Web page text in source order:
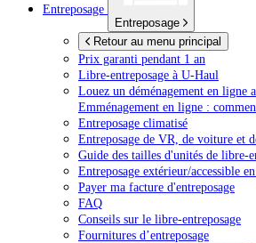
Entreposage
Entreposage
Retour au menu principal
Prix garanti pendant 1 an
Libre-entreposage à U-Haul
Louez un déménagement en ligne
Emménagement en ligne :
Entreposage climatisé
Entreposage de VR, de voiture et
Guide des tailles d'unités de libre-
Entreposage extérieur/accessible
Payer ma facture d'entreposage
FAQ
Conseils sur le libre-entreposage
Fournitures d’entreposage